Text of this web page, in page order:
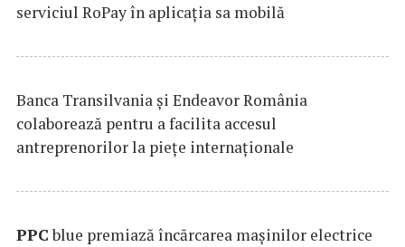
serviciul RoPay în aplicaţia sa mobilă
Banca Transilvania şi Endeavor România
colaborează pentru a facilita accesul
antreprenorilor la pieţe internaţionale
PPCblue premiază încărcarea maşinilor electrice